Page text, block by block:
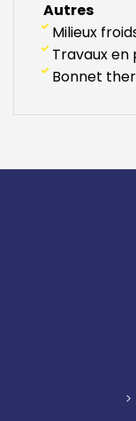
Autres
Milieux
Travaux en
Bonnet